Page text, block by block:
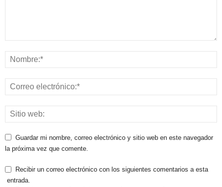
Guardar mi nombre, correo electrónico y sitio web en este navegador
la próxima vez que comente.
Recibir un correo electrónico con los siguientes comentarios a esta
entrada.